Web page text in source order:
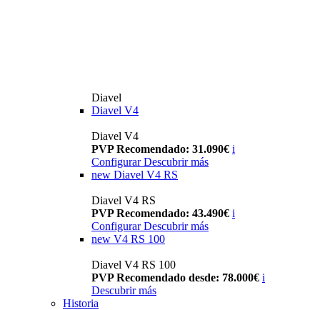
Diavel
Diavel V4
Diavel V4
PVP Recomendado: 31.090€ i
Configurar Descubrir más
new Diavel V4 RS
Diavel V4 RS
PVP Recomendado: 43.490€ i
Configurar Descubrir más
new V4 RS 100
Diavel V4 RS 100
PVP Recomendado desde: 78.000€ i
Descubrir más
Historia